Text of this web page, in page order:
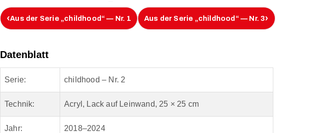
‹Aus der Serie „childhood“ — Nr. 1 Aus der Serie „childhood“ — Nr. 3›
Datenblatt
Serie: childhood – Nr. 2
Technik: Acryl, Lack auf Leinwand, 25 × 25 cm
Jahr: 2018–2024